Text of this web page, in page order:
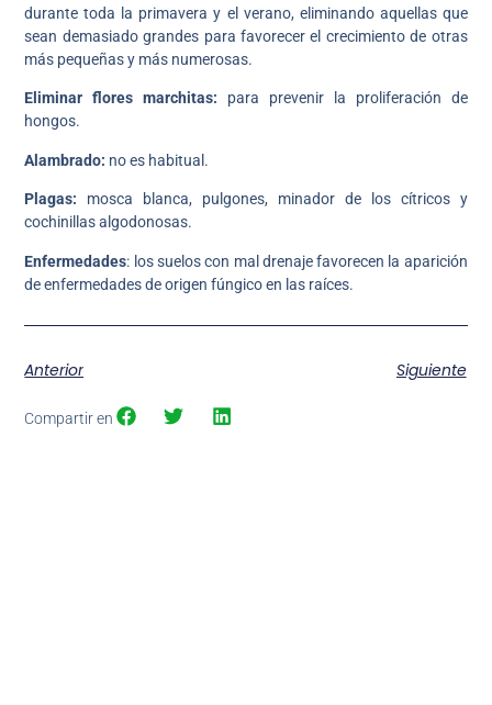
durante toda la primavera y el verano, eliminando aquellas que
sean demasiado grandes para favorecer el crecimiento de otras
más pequeñas y más numerosas.
Eliminar flores marchitas: para prevenir la proliferación de
hongos.
Alambrado: no es habitual.
Plagas: mosca blanca, pulgones, minador de los cítricos y
cochinillas algodonosas.
Enfermedades: los suelos con mal drenaje favorecen la aparición
de enfermedades de origen fúngico en las raíces.
Anterior Siguiente
Compartir en